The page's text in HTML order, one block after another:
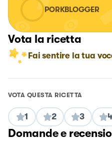
PORKBLOGGER
Vota la ricetta
Fai sentire la tua
VOTA QUESTA RICETTA
1 2 3 4
Domande e